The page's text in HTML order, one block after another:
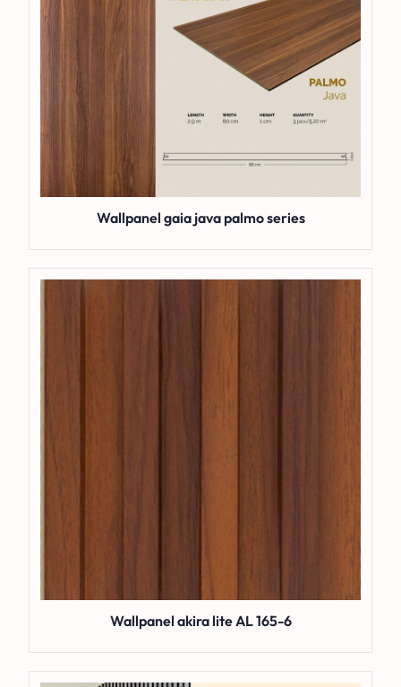
Wallpanel gaia java palmo series
Wallpanel akira lite AL 165-6